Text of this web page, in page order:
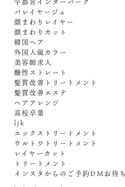
バレイヤージュ
顔まわりレイヤー
顔まわりカット
韓国ヘア
外国人風カラー
美容師求人
酸性ストレート
髪質改善トリートメント
髪質改善エステ
ヘアアレンジ
高校卒業
ljk
エックストリートメント
ウルトワトリートメント
レイヤーカット
トリートメント
インスタからのご予約DM️お待